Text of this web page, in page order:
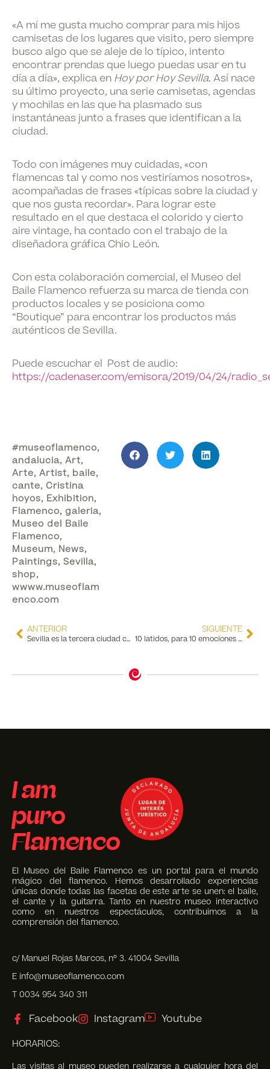
«A mí me gusta mucho comprar para mis hijos
camisetas de los lugares que visito, pero siempre
busco algo que se aleje de lo típico, intento
encontrar prendas que luego puedas usar en tu
día a día», explica en Hoy por Hoy Sevilla. Así nace
su último proyecto, una serie camisetas, agendas
y mochilas en las que ha plasmado sus
instantáneas junto a frases que identifican a la
ciudad.
Todo con imágenes muy cuidadas, «con
flamencas tal y como nos vestiríamos nosotros»,
acompañadas de frases «típicas sobre la ciudad y
que nos gusta recordar». Para lograr este
resultado en el que destaca el colorido y cierto
aire vintage, ha contado con el trabajo de la
diseñadora gráfica Chio León.
Con esta colaboración comercial, el Museo del
Baile Flamenco refuerza su marca de tienda con
productos locales y se posiciona como
“Boutique” para encontrar los productos más
auténticos de Sevilla.
Puede escuchar el Post de audio:
https://cadenaser.com/emisora/2019/04/24/
#museoflamenco,
andalucia, Art,
Arte, Artist, baile,
cante, Cristina
hoyos, Exhibition,
Flamenco, galeria,
Museo del Baile
Flamenco,
Museum, News,
Paintings, Sevilla,
shop,
wwww.museoflam
enco.com
ANTERIOR
Sevilla es la tercera ciudad con más turistas de España, Supera a Palma de Mallorca, Valencia y Málaga en número de visitantes en un año
SIGUIENTE
10 latidos, para 10 emociones que inundarán la galería de arte del Museo del Baile Flamenco
I am
puro
Flamenco
El Museo del Baile Flamenco es un portal para el mundo
mágico del flamenco. Hemos desarrollado experiencias
únicas donde todas las facetas de este arte se unen: el baile,
el cante y la guitarra. Tanto en nuestro museo interactivo
como en nuestros espectáculos, contribuimos a la
comprensión del flamenco.
c/ Manuel Rojas Marcos, nº 3. 41004 Sevilla
E info@museoflamenco.com
T 0034 954 340 311
Facebook Instagram Youtube
HORARIOS:
Las visitas al museo pueden realizarse a cualquier hora del